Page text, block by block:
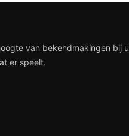
van bekendmakingen bij u
er speelt.